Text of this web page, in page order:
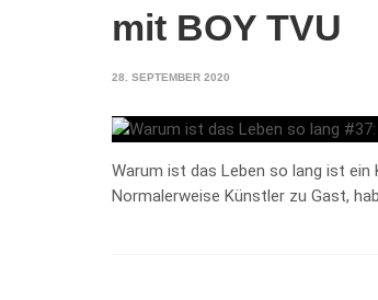
mit BOY TVU
28. SEPTEMBER 2020
Warum ist das Leben so lang ist ein
Normalerweise Künstler zu Gast,